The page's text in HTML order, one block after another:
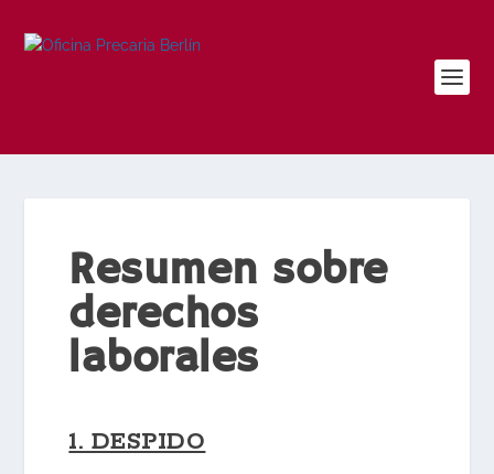
Resumen sobre
derechos
laborales
1. DESPIDO